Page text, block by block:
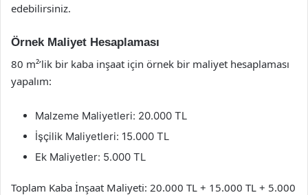
edebilirsiniz.
Örnek Maliyet Hesaplaması
80 m²’lik bir kaba inşaat için örnek bir maliyet hesaplaması
yapalım:
Malzeme Maliyetleri: 20.000 TL
İşçilik Maliyetleri: 15.000 TL
Ek Maliyetler: 5.000 TL
Toplam Kaba İnşaat Maliyeti: 20.000 TL + 15.000 TL + 5.000